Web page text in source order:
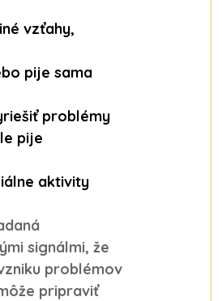
vzťahy,
pije sama
problémy
pije
aktivity
signálmi, že
problémov
pripraviť